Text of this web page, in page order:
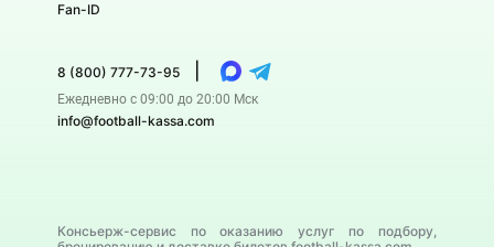
Fan-ID
8 (800) 777-73-95
Ежедневно с 09:00 до 20:00 Мск
info@football-kassa.com
Консьерж-сервис по оказанию услуг по подбору,